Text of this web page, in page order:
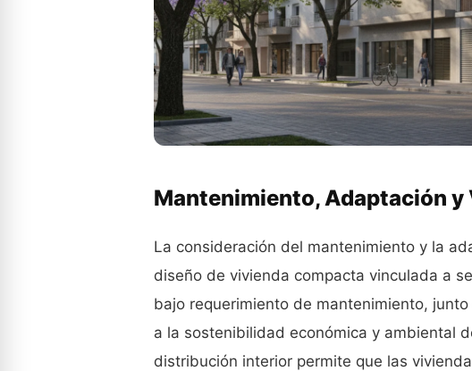
Mantenimiento, Adaptación y
La consideración del mantenimiento y la
diseño de vivienda compacta vinculada a
bajo requerimiento de mantenimiento,
a la sostenibilidad económica y ambiental
distribución interior permite que las